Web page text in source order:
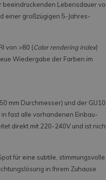
beeindruckenden Lebensdauer
einer großzügigen 5-Jahres-
von >80 (Color rendering index)
Wiedergabe der Farben im
mm Durchmesser) und der GU10
fast alle vorhandenen Einbau-
direkt mit 220-240V und ist
für eine subtile, stimmungsvolle
in Ihrem Zuhause